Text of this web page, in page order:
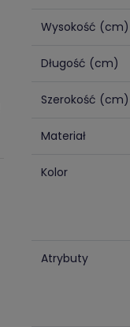
Wysokość (cm)
Długość (cm)
Szerokość (cm)
Materiał
Kolor
Atrybuty